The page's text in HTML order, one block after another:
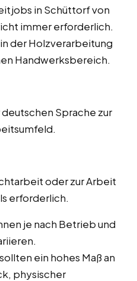
in Schüttorf von
immer erforderlich.
der Holzverarbeitung
Handwerksbereich.
Sprache zur
oder zur Arbeit
erforderlich.
je nach Betrieb und
ein hohes Maß an
physischer